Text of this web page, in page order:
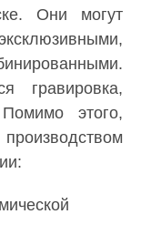
Они могут
гравировка,
этого,